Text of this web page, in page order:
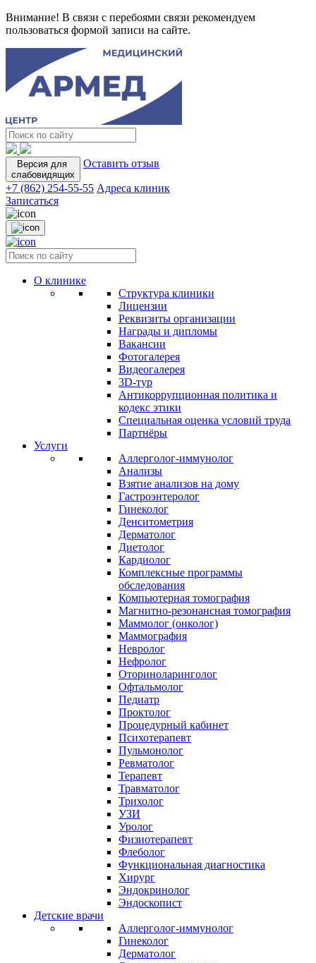
Внимание! В связи с перебоями связи рекомендуем
пользоваться формой записи на сайте.
Версия для
слабовидящих
Оставить отзыв
+7 (862) 254-55-55 Адреса клиник
Записаться
О клинике
Структура клиники
Лицензии
Реквизиты организации
Награды и дипломы
Вакансии
Фотогалерея
Видеогалерея
3D-тур
Антикоррупционная политика и
кодекс этики
Специальная оценка условий труда
Партнёры
Услуги
Аллерголог-иммунолог
Анализы
Взятие анализов на дому
Гастроэнтеролог
Гинеколог
Денситометрия
Дерматолог
Диетолог
Кардиолог
Комплексные программы
обследования
Компьютерная томография
Магнитно-резонансная томография
Маммолог (онколог)
Маммография
Невролог
Нефролог
Оториноларинголог
Офтальмолог
Педиатр
Проктолог
Процедурный кабинет
Психотерапевт
Пульмонолог
Ревматолог
Терапевт
Травматолог
Трихолог
УЗИ
Уролог
Физиотерапевт
Флеболог
Функциональная диагностика
Хирург
Эндокринолог
Эндоскопист
Детские врачи
Аллерголог-иммунолог
Гинеколог
Дерматолог